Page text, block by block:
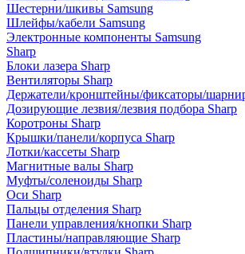
Шестерни/шкивы Samsung
Шлейфы/кабели Samsung
Электронные компоненты Samsung
Sharp
Блоки лазера Sharp
Вентиляторы Sharp
Держатели/кронштейны/фиксаторы/
Дозирующие лезвия/лезвия подбора Sharp
Коротроны Sharp
Крышки/панели/корпуса Sharp
Лотки/кассеты Sharp
Магнитные валы Sharp
Муфты/соленоиды Sharp
Оси Sharp
Пальцы отделения Sharp
Панели управления/кнопки Sharp
Пластины/направляющие Sharp